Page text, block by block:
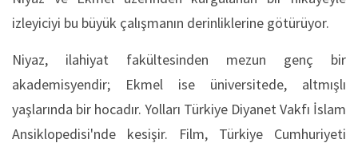
izleyiciyi bu büyük çalışmanın derinliklerine götürüyor.
Niyaz, ilahiyat fakültesinden mezun genç bir
akademisyendir; Ekmel ise üniversitede, altmışlı
yaşlarında bir hocadır. Yolları Türkiye Diyanet Vakfı İslam
Ansiklopedisi'nde kesişir. Film, Türkiye Cumhuriyeti